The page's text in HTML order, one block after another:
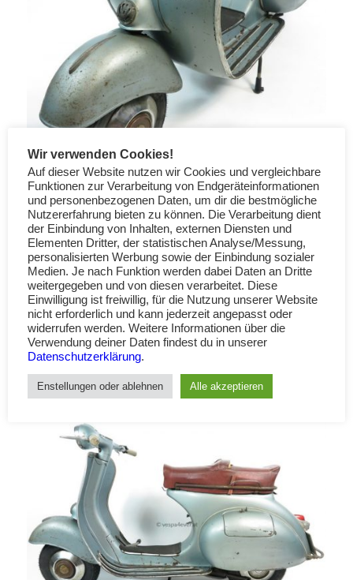
Wir verwenden Cookies!
Auf dieser Website nutzen wir Cookies und vergleichbare
Funktionen zur Verarbeitung von Endgeräteinformationen
und personenbezogenen Daten, um dir die bestmögliche
Nutzererfahrung bieten zu können. Die Verarbeitung dient
der Einbindung von Inhalten, externen Diensten und
Elementen Dritter, der statistischen Analyse/Messung,
personalisierten Werbung sowie der Einbindung sozialer
Medien. Je nach Funktion werden dabei Daten an Dritte
weitergegeben und von diesen verarbeitet. Diese
Einwilligung ist freiwillig, für die Nutzung unserer Website
nicht erforderlich und kann jederzeit angepasst oder
widerrufen werden. Weitere Informationen über die
Verwendung deiner Daten findest du in unserer
Datenschutzerklärung.
Enstellungen oder ablehnen Alle akzeptieren